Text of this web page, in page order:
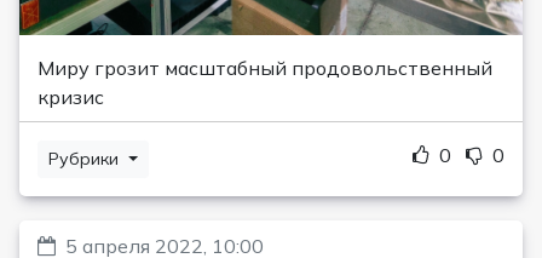
Миру грозит масштабный продовольственный
кризис
Рубрики 0 0
5 апреля 2022, 10:00